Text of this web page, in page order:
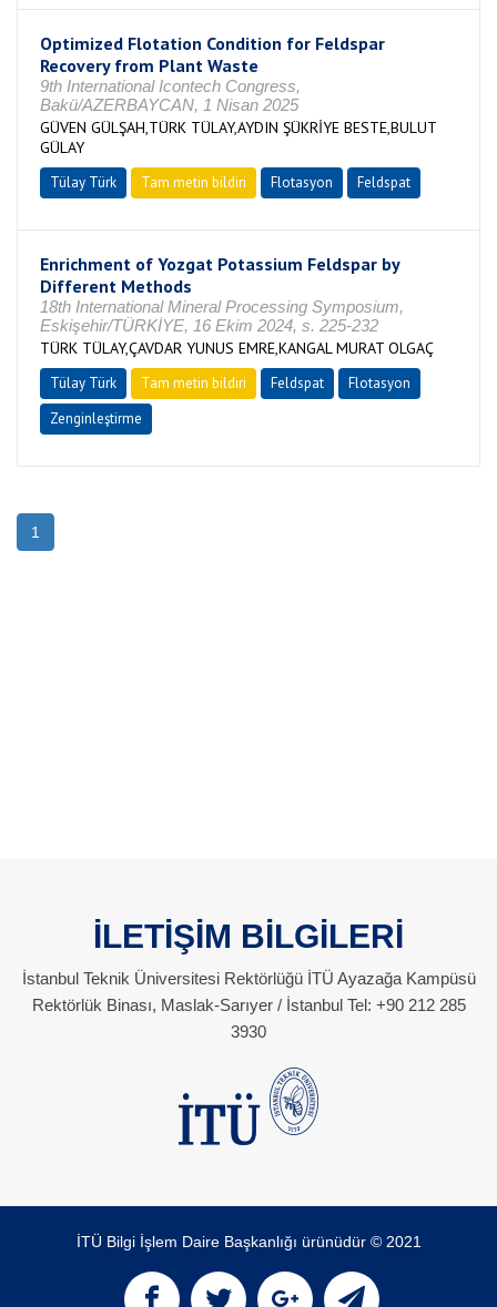
Optimized Flotation Condition for Feldspar
Recovery from Plant Waste
9th International Icontech Congress,
Bakü/AZERBAYCAN, 1 Nisan 2025
GÜVEN GÜLŞAH,TÜRK TÜLAY,AYDIN ŞÜKRİYE BESTE,BULUT
GÜLAY
Tülay Türk Tam metin bildiri Flotasyon Feldspat
Enrichment of Yozgat Potassium Feldspar by
Different Methods
18th International Mineral Processing Symposium,
Eskişehir/TÜRKİYE, 16 Ekim 2024, s. 225-232
TÜRK TÜLAY,ÇAVDAR YUNUS EMRE,KANGAL MURAT OLGAÇ
Tülay Türk Tam metin bildiri Feldspat
Flotasyon
Zenginleştirme
1
İLETİŞİM BİLGİLERİ
İstanbul Teknik Üniversitesi Rektörlüğü İTÜ Ayazağa Kampüsü
Rektörlük Binası, Maslak-Sarıyer / İstanbul Tel: +90 212 285
3930
İTÜ Bilgi İşlem Daire Başkanlığı ürünüdür © 2021